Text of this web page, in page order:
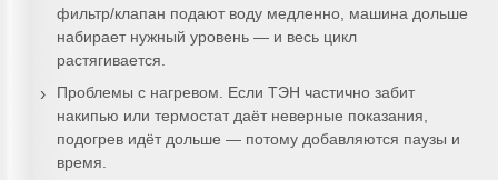
фильтр/клапан подают воду медленно, машина дольше
набирает нужный уровень — и весь цикл
растягивается.
Проблемы с нагревом. Если ТЭН частично забит
накипью или термостат даёт неверные показания,
подогрев идёт дольше — потому добавляются паузы и
время.